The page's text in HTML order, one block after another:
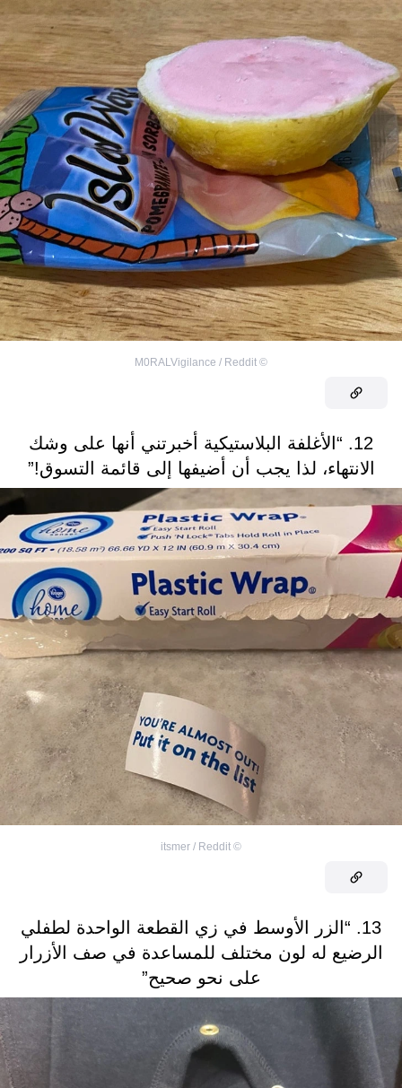
©
M0RALVigilance / Reddit
12. “الأغلفة البلاستيكية أخبرتني أنها على وشك
الانتهاء، لذا يجب أن أضيفها إلى قائمة التسوق!”
©
itsmer / Reddit
13. “الزر الأوسط في زي القطعة الواحدة لطفلي
الرضيع له لون مختلف للمساعدة في صف الأزرار
على نحو صحيح”